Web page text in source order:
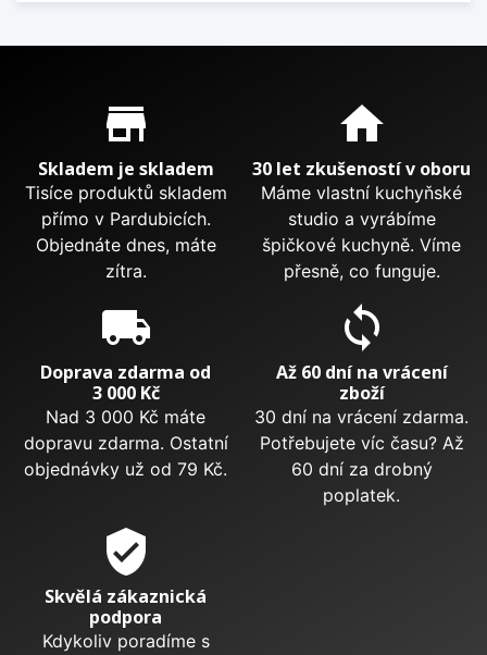
Proč nakupovat u nás?
store_mall_directory
Skladem je skladem
Tisíce produktů skladem
přímo v Pardubicích.
Objednáte dnes, máte
zítra.
home
30 let zkušeností v oboru
Máme vlastní kuchyňské
studio a vyrábíme
špičkové kuchyně. Víme
přesně, co funguje.
local_shipping
Doprava zdarma od
3 000 Kč
Nad 3 000 Kč máte
dopravu zdarma. Ostatní
objednávky už od 79 Kč.
sync
Až 60 dní na vrácení
zboží
30 dní na vrácení zdarma.
Potřebujete víc času? Až
60 dní za drobný
poplatek.
verified_user
Skvělá zákaznická
podpora
Kdykoliv poradíme s